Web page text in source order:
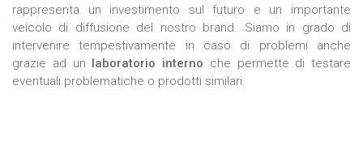
rappresenta un investimento sul futuro e un importante
veicolo di diffusione del nostro brand. Siamo in grado di
intervenire tempestivamente in caso di problemi anche
grazie ad un laboratorio interno che permette di testare
eventuali problematiche o prodotti similari.